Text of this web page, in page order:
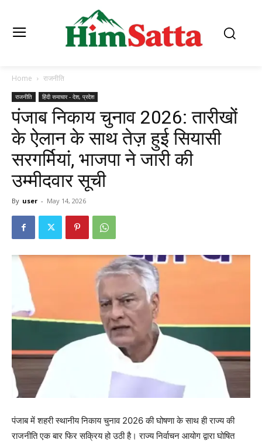
Home राजनीति
राजनीति हिंदी समाचार - देश, प्रदेश
पंजाब निकाय चुनाव 2026: तारीखों
के ऐलान के साथ तेज़ हुई सियासी
सरगर्मियां, भाजपा ने जारी की
उम्मीदवार सूची
By user - May 14, 2026
पंजाब में शहरी स्थानीय निकाय चुनाव 2026 की घोषणा के साथ ही राज्य की
राजनीति एक बार फिर सक्रिय हो उठी है। राज्य निर्वाचन आयोग द्वारा घोषित